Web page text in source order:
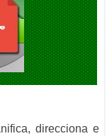
direcciona e